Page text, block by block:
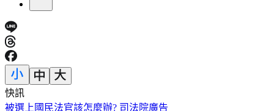
快訊
美股週三漲跌戶見！台股今開低下跌123點 台積電跌10元